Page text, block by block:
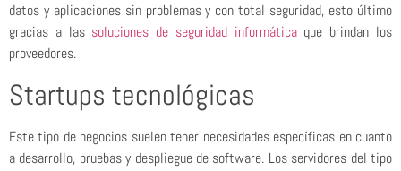
datos y aplicaciones sin problemas y con total seguridad, esto último
gracias a las soluciones de seguridad informáticaque brindan los
proveedores.
Startups tecnológicas
Este tipo de negocios suelen tener necesidades específicas en cuanto
a desarrollo, pruebas y despliegue de software. Los servidores del tipo